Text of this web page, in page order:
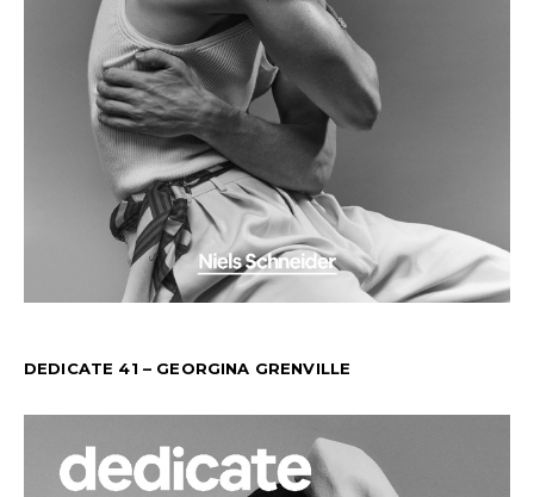
DEDICATE 41 – GEORGINA GRENVILLE